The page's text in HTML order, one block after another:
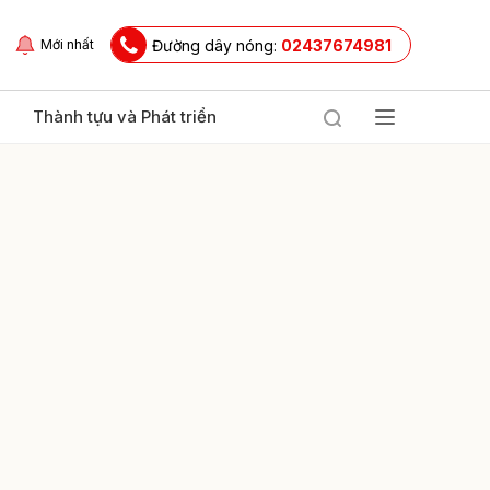
Mới nhất Đường dây nóng: 02437674981
Thành tựu và Phát triển